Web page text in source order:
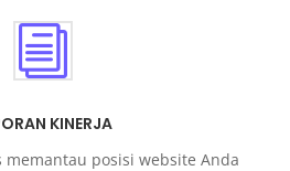
i
KINERJA
memantau posisi website Anda